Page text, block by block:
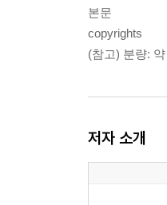
본문
copyrights
(참고) 분량:
저자 소개